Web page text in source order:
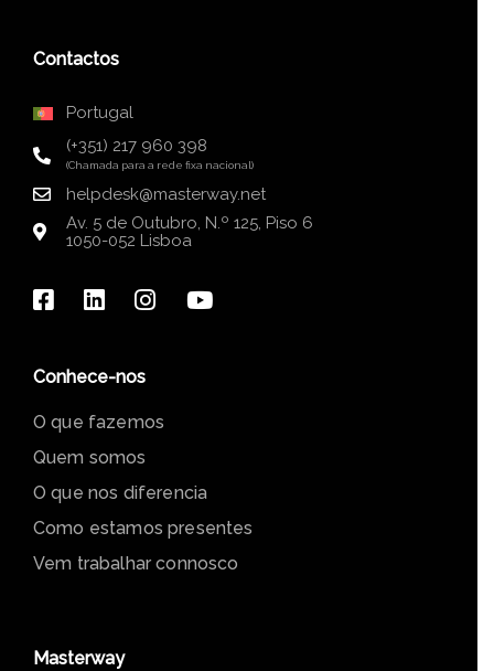
Contactos
Portugal
(+351) 217 960 398
(Chamada para a rede fixa nacional)
helpdesk@masterway.net
Av. 5 de Outubro, N.º 125, Piso 6
1050-052 Lisboa
Conhece-nos
O que fazemos
Quem somos
O que nos diferencia
Como estamos presentes
Vem trabalhar connosco
Masterway